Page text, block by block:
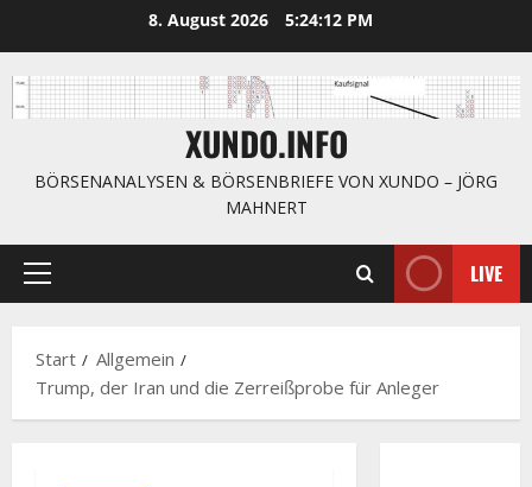
springen
8. August 2026 5:24:13 PM
XUNDO.INFO
BÖRSENANALYSEN & BÖRSENBRIEFE VON XUNDO – JÖRG
MAHNERT
Primäres
LIVE
Start
Allgemein
Trump, der Iran und die Zerreißprobe für Anleger